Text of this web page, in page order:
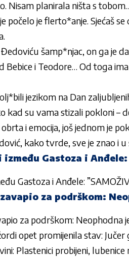
Nisam planirala ništa s
počelo je flerto*anje. Sjećaš
šamp*njac, on ga je
Bebice i Teodore… Od toga
jezikom na Dan
kad su vama stizali pokloni –
i emocija, još jednom je
kako tvrde, sve je znao i
Gastoza i Anđele:
Gastoza i Anđele:
za podrškom:
za podrškom: Neophodna
opet promijenila stav:
Plastenici probijeni, lubenice